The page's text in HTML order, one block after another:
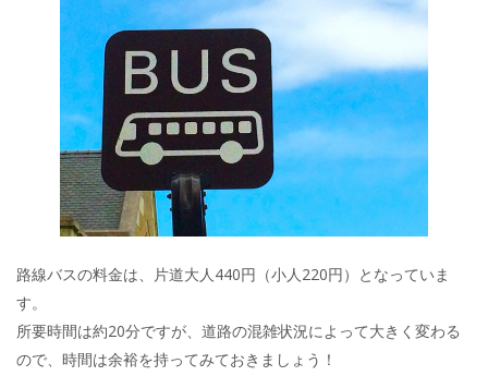
路線バスの料金は、片道大人440円（小人220円）となっていま
す。
所要時間は約20分ですが、道路の混雑状況によって大きく変わる
ので、時間は余裕を持ってみておきましょう！